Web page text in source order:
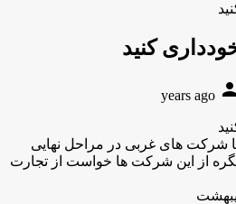
کنید
person
شرکت های غربی در مراحل نهایی
از این شرکت ها خواست از تجارت